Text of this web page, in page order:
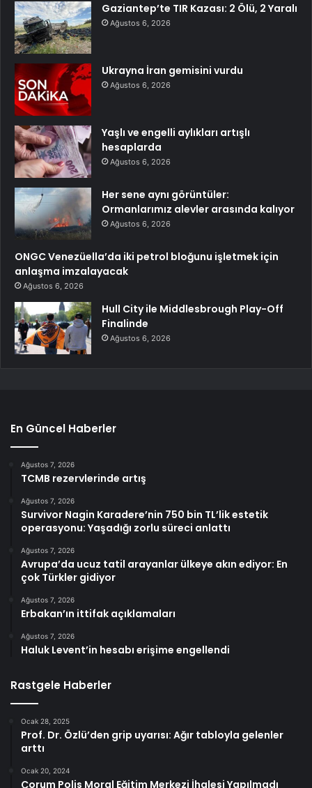
Gaziantep’te TIR Kazası: 2 Ölü, 2 Yaralı
Ağustos 6, 2026
Ukrayna İran gemisini vurdu
Ağustos 6, 2026
Yaşlı ve engelli aylıkları artışlı
hesaplarda
Ağustos 6, 2026
Her sene aynı görüntüler:
Ormanlarımız alevler arasında kalıyor
Ağustos 6, 2026
ONGC Venezüella’da iki petrol bloğunu işletmek için
anlaşma imzalayacak
Ağustos 6, 2026
Hull City ile Middlesbrough Play-Off
Finalinde
Ağustos 6, 2026
En Güncel Haberler
Ağustos 7, 2026
TCMB rezervlerinde artış
Ağustos 7, 2026
Survivor Nagin Karadere’nin 750 bin TL’lik estetik
operasyonu: Yaşadığı zorlu süreci anlattı
Ağustos 7, 2026
Avrupa’da ucuz tatil arayanlar ülkeye akın ediyor: En
çok Türkler gidiyor
Ağustos 7, 2026
Erbakan’ın ittifak açıklamaları
Ağustos 7, 2026
Haluk Levent’in hesabı erişime engellendi
Rastgele Haberler
Ocak 28, 2025
Prof. Dr. Özlü’den grip uyarısı: Ağır tabloyla gelenler
arttı
Ocak 20, 2024
Çorum Polis Moral Eğitim Merkezi İhalesi Yapılmadı